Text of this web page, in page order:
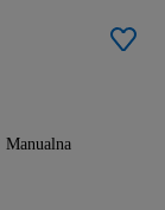
Manualna